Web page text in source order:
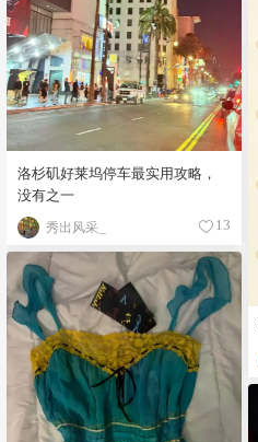
洛杉矶好莱坞停车最实用攻略，
没有之一
秀出风采_ 13